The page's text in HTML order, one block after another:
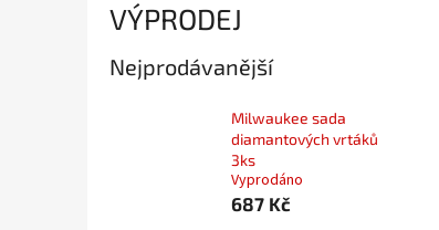
VÝPRODEJ
Nejprodávanější
Milwaukee sada
diamantových vrtáků
3ks
Vyprodáno
687 Kč